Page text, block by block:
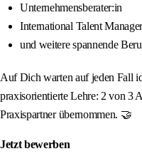
Unternehmensberater:in
International Talent
und weitere spannende
Auf Dich warten auf jeden Fall
praxisorientierte Lehre: 2 von 3
Praxispartner übernommen. 🤝
Jetzt bewerben